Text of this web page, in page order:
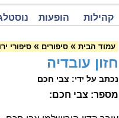
קהילות הופעות
עמוד הבית » סיפורים » סיפורי
חזון עובדיה
נכתב על ידי: צבי חכם
מספר: צבי חכם: